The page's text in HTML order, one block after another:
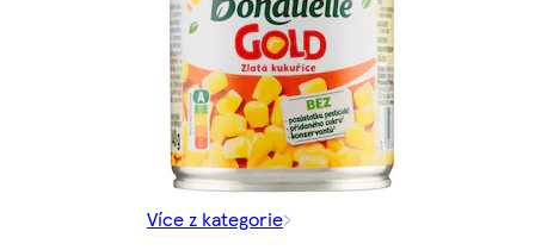
Více z kategorie